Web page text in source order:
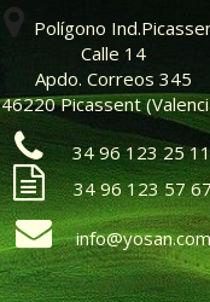
Polígono
Calle 14
Apdo. Correos 345
46220 Picassent
34 96 123 25
34 96 123 57
info@yosan.com